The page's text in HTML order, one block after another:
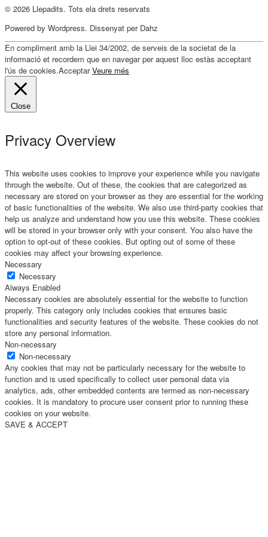
© 2026 Llepadits. Tots ela drets reservats
Powered by Wordpress. Dissenyat per Dahz
En compliment amb la Llei 34/2002, de serveis de la societat de la
informació et recordem que en navegar per aquest lloc estàs acceptant
l'ús de cookies.Acceptar Veure més
Close
Privacy Overview
This website uses cookies to improve your experience while you navigate
through the website. Out of these, the cookies that are categorized as
necessary are stored on your browser as they are essential for the working
of basic functionalities of the website. We also use third-party cookies that
help us analyze and understand how you use this website. These cookies
will be stored in your browser only with your consent. You also have the
option to opt-out of these cookies. But opting out of some of these
cookies may affect your browsing experience.
Necessary
Necessary
Always Enabled
Necessary cookies are absolutely essential for the website to function
properly. This category only includes cookies that ensures basic
functionalities and security features of the website. These cookies do not
store any personal information.
Non-necessary
Non-necessary
Any cookies that may not be particularly necessary for the website to
function and is used specifically to collect user personal data via
analytics, ads, other embedded contents are termed as non-necessary
cookies. It is mandatory to procure user consent prior to running these
cookies on your website.
SAVE & ACCEPT